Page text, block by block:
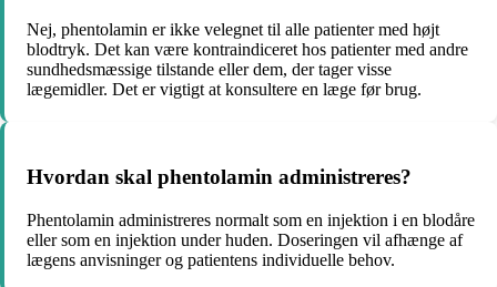
Nej, phentolamin er ikke velegnet til alle patienter med højt
blodtryk. Det kan være kontraindiceret hos patienter med andre
sundhedsmæssige tilstande eller dem, der tager visse
lægemidler. Det er vigtigt at konsultere en læge før brug.
Hvordan skal phentolamin administreres?
Phentolamin administreres normalt som en injektion i en blodåre
eller som en injektion under huden. Doseringen vil afhænge af
lægens anvisninger og patientens individuelle behov.